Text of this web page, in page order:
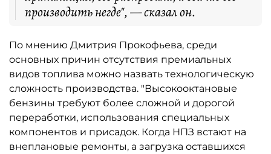
производить негде", — сказал он.
По мнению Дмитрия Прокофьева, среди
основных причин отсутствия премиальных
видов топлива можно назвать технологическую
сложность производства. "Высокооктановые
бензины требуют более сложной и дорогой
переработки, использования специальных
компонентов и присадок. Когда НПЗ встают на
внеплановые ремонты, а загрузка оставшихся